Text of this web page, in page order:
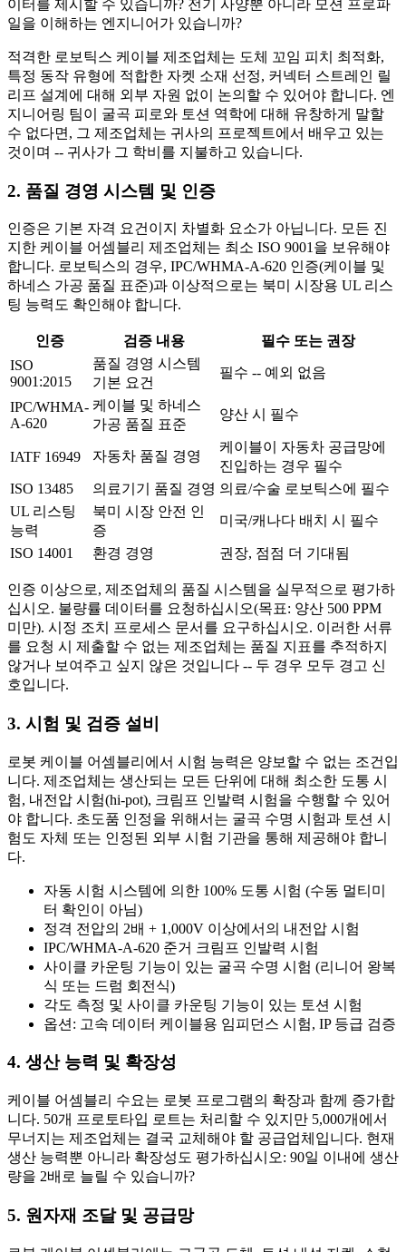
이터를 제시할 수 있습니까? 전기 사양뿐 아니라 모션 프로파
일을 이해하는 엔지니어가 있습니까?
적격한 로보틱스 케이블 제조업체는 도체 꼬임 피치 최적화,
특정 동작 유형에 적합한 자켓 소재 선정, 커넥터 스트레인 릴
리프 설계에 대해 외부 자원 없이 논의할 수 있어야 합니다. 엔
지니어링 팀이 굴곡 피로와 토션 역학에 대해 유창하게 말할
수 없다면, 그 제조업체는 귀사의 프로젝트에서 배우고 있는
것이며 -- 귀사가 그 학비를 지불하고 있습니다.
2. 품질 경영 시스템 및 인증
인증은 기본 자격 요건이지 차별화 요소가 아닙니다. 모든 진
지한 케이블 어셈블리 제조업체는 최소 ISO 9001을 보유해야
합니다. 로보틱스의 경우, IPC/WHMA-A-620 인증(케이블 및
하네스 가공 품질 표준)과 이상적으로는 북미 시장용 UL 리스
팅 능력도 확인해야 합니다.
인증 검증 내용
필수 또는 권장
ISO
9001:2015
품질 경영 시스템
기본 요건
필수 -- 예외 없음
IPC/WHMA-
A-620
케이블 및 하네스
가공 품질 표준
양산 시 필수
IATF 16949 자동차 품질 경영
케이블이 자동차 공급망에
진입하는 경우 필수
ISO 13485
의료기기 품질 경영 의료/수술 로보틱스에 필수
UL 리스팅
능력
북미 시장 안전 인
증
미국/캐나다 배치 시 필수
ISO 14001 환경 경영 권장, 점점 더 기대됨
인증 이상으로, 제조업체의 품질 시스템을 실무적으로 평가하
십시오. 불량률 데이터를 요청하십시오(목표: 양산 500 PPM
미만). 시정 조치 프로세스 문서를 요구하십시오. 이러한 서류
를 요청 시 제출할 수 없는 제조업체는 품질 지표를 추적하지
않거나 보여주고 싶지 않은 것입니다 -- 두 경우 모두 경고 신
호입니다.
3. 시험 및 검증 설비
로봇 케이블 어셈블리에서 시험 능력은 양보할 수 없는 조건입
니다. 제조업체는 생산되는 모든 단위에 대해 최소한 도통 시
험, 내전압 시험(hi-pot), 크림프 인발력 시험을 수행할 수 있어
야 합니다. 초도품 인정을 위해서는 굴곡 수명 시험과 토션 시
험도 자체 또는 인정된 외부 시험 기관을 통해 제공해야 합니
다.
자동 시험 시스템에 의한 100% 도통 시험 (수동 멀티미
터 확인이 아님)
정격 전압의 2배 + 1,000V 이상에서의 내전압 시험
IPC/WHMA-A-620 준거 크림프 인발력 시험
사이클 카운팅 기능이 있는 굴곡 수명 시험 (리니어 왕복
식 또는 드럼 회전식)
각도 측정 및 사이클 카운팅 기능이 있는 토션 시험
옵션: 고속 데이터 케이블용 임피던스 시험, IP 등급 검증
4. 생산 능력 및 확장성
케이블 어셈블리 수요는 로봇 프로그램의 확장과 함께 증가합
니다. 50개 프로토타입 로트는 처리할 수 있지만 5,000개에서
무너지는 제조업체는 결국 교체해야 할 공급업체입니다. 현재
생산 능력뿐 아니라 확장성도 평가하십시오: 90일 이내에 생산
량을 2배로 늘릴 수 있습니까?
5. 원자재 조달 및 공급망